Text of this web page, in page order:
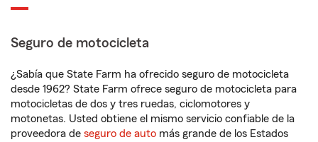
Seguro de motocicleta
¿Sabía que State Farm ha ofrecido seguro de motocicleta
desde 1962? State Farm ofrece seguro de motocicleta para
motocicletas de dos y tres ruedas, ciclomotores y
motonetas. Usted obtiene el mismo servicio confiable de la
proveedora de seguro de auto más grande de los Estados